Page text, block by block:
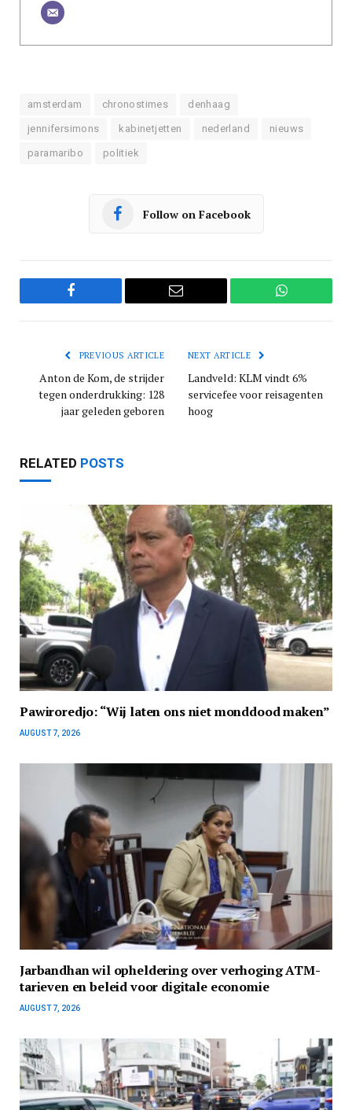
amsterdam chronostimes denhaag
jennifersimons kabinetjetten nederland nieuws
paramaribo politiek
Follow on Facebook
Facebook Email WhatsApp
PREVIOUS ARTICLE
Anton de Kom, de strijder
tegen onderdrukking: 128
jaar geleden geboren
NEXT ARTICLE
Landveld: KLM vindt 6%
servicefee voor reisagenten
hoog
RELATED POSTS
Pawiroredjo: “Wij laten ons niet monddood maken”
AUGUST 7, 2026
Jarbandhan wil opheldering over verhoging ATM-
tarieven en beleid voor digitale economie
AUGUST 7, 2026